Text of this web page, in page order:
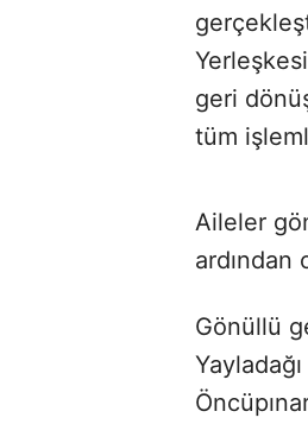
geri
tüm
Aileler
ardından
Gönüllü